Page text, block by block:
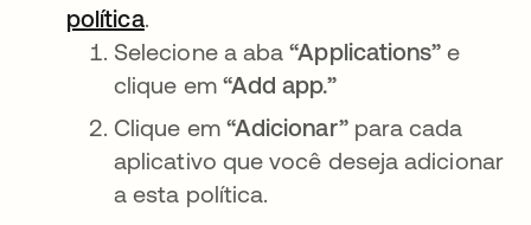
políticaabre em uma nova guia
.
Selecione a aba“Applications” e
clique em “Add app.”
Clique em “Adicionar”para cada
aplicativo que você deseja adicionar
a esta política.